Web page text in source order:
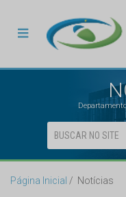
Página Inicial Notícias